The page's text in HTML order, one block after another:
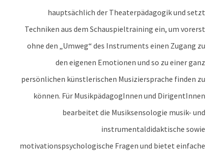
hauptsächlich der Theaterpädagogik und setzt
Techniken aus dem Schauspieltraining ein, um vorerst
ohne den „Umweg“ des Instruments einen Zugang zu
den eigenen Emotionen und so zu einer ganz
persönlichen künstlerischen Musiziersprache finden zu
können. Für MusikpädagogInnen und DirigentInnen
bearbeitet die Musiksensologie musik- und
instrumentaldidaktische sowie
motivationspsychologische Fragen und bietet einfache